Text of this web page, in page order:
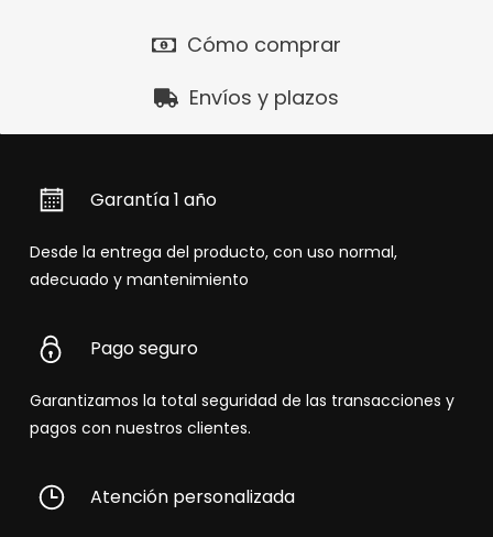
Cómo comprar
Envíos y plazos
Garantía 1 año
Desde la entrega del producto, con uso normal,
adecuado y mantenimiento
Pago seguro
Garantizamos la total seguridad de las transacciones y
pagos con nuestros clientes.
Atención personalizada